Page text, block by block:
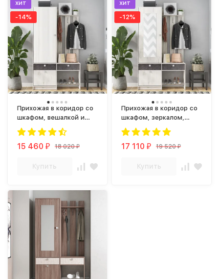
хит
-14%
Прихожая в коридор со
шкафом, вешалкой и
обувницей ПР-07
АВРОРА ПВХ Арья /
корпус дуб Крафт белый
15 460₽ 18 020₽
Купить
хит
-12%
Прихожая в коридор со
шкафом, зеркалом,
вешалкой и обувницей
ПР-07 АВРОРА ПВХ Арья
/ корпус дуб Крафт
17 110₽ 19 520₽
Купить